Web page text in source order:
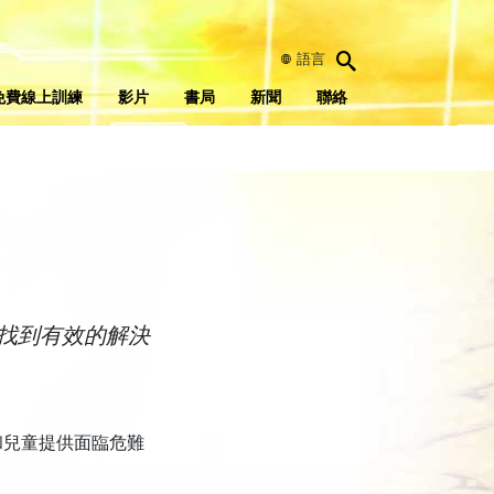
語言
費線上訓練 影片 書局 新聞 聯絡
到有效的解決
童提供面臨危難